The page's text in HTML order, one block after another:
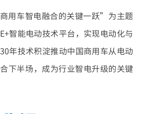
用车智电融合的关键一跃”为主题
智能电动技术平台，实现电动化与
年技术积淀推动中国商用车从电动
下半场，成为行业智电升级的关键